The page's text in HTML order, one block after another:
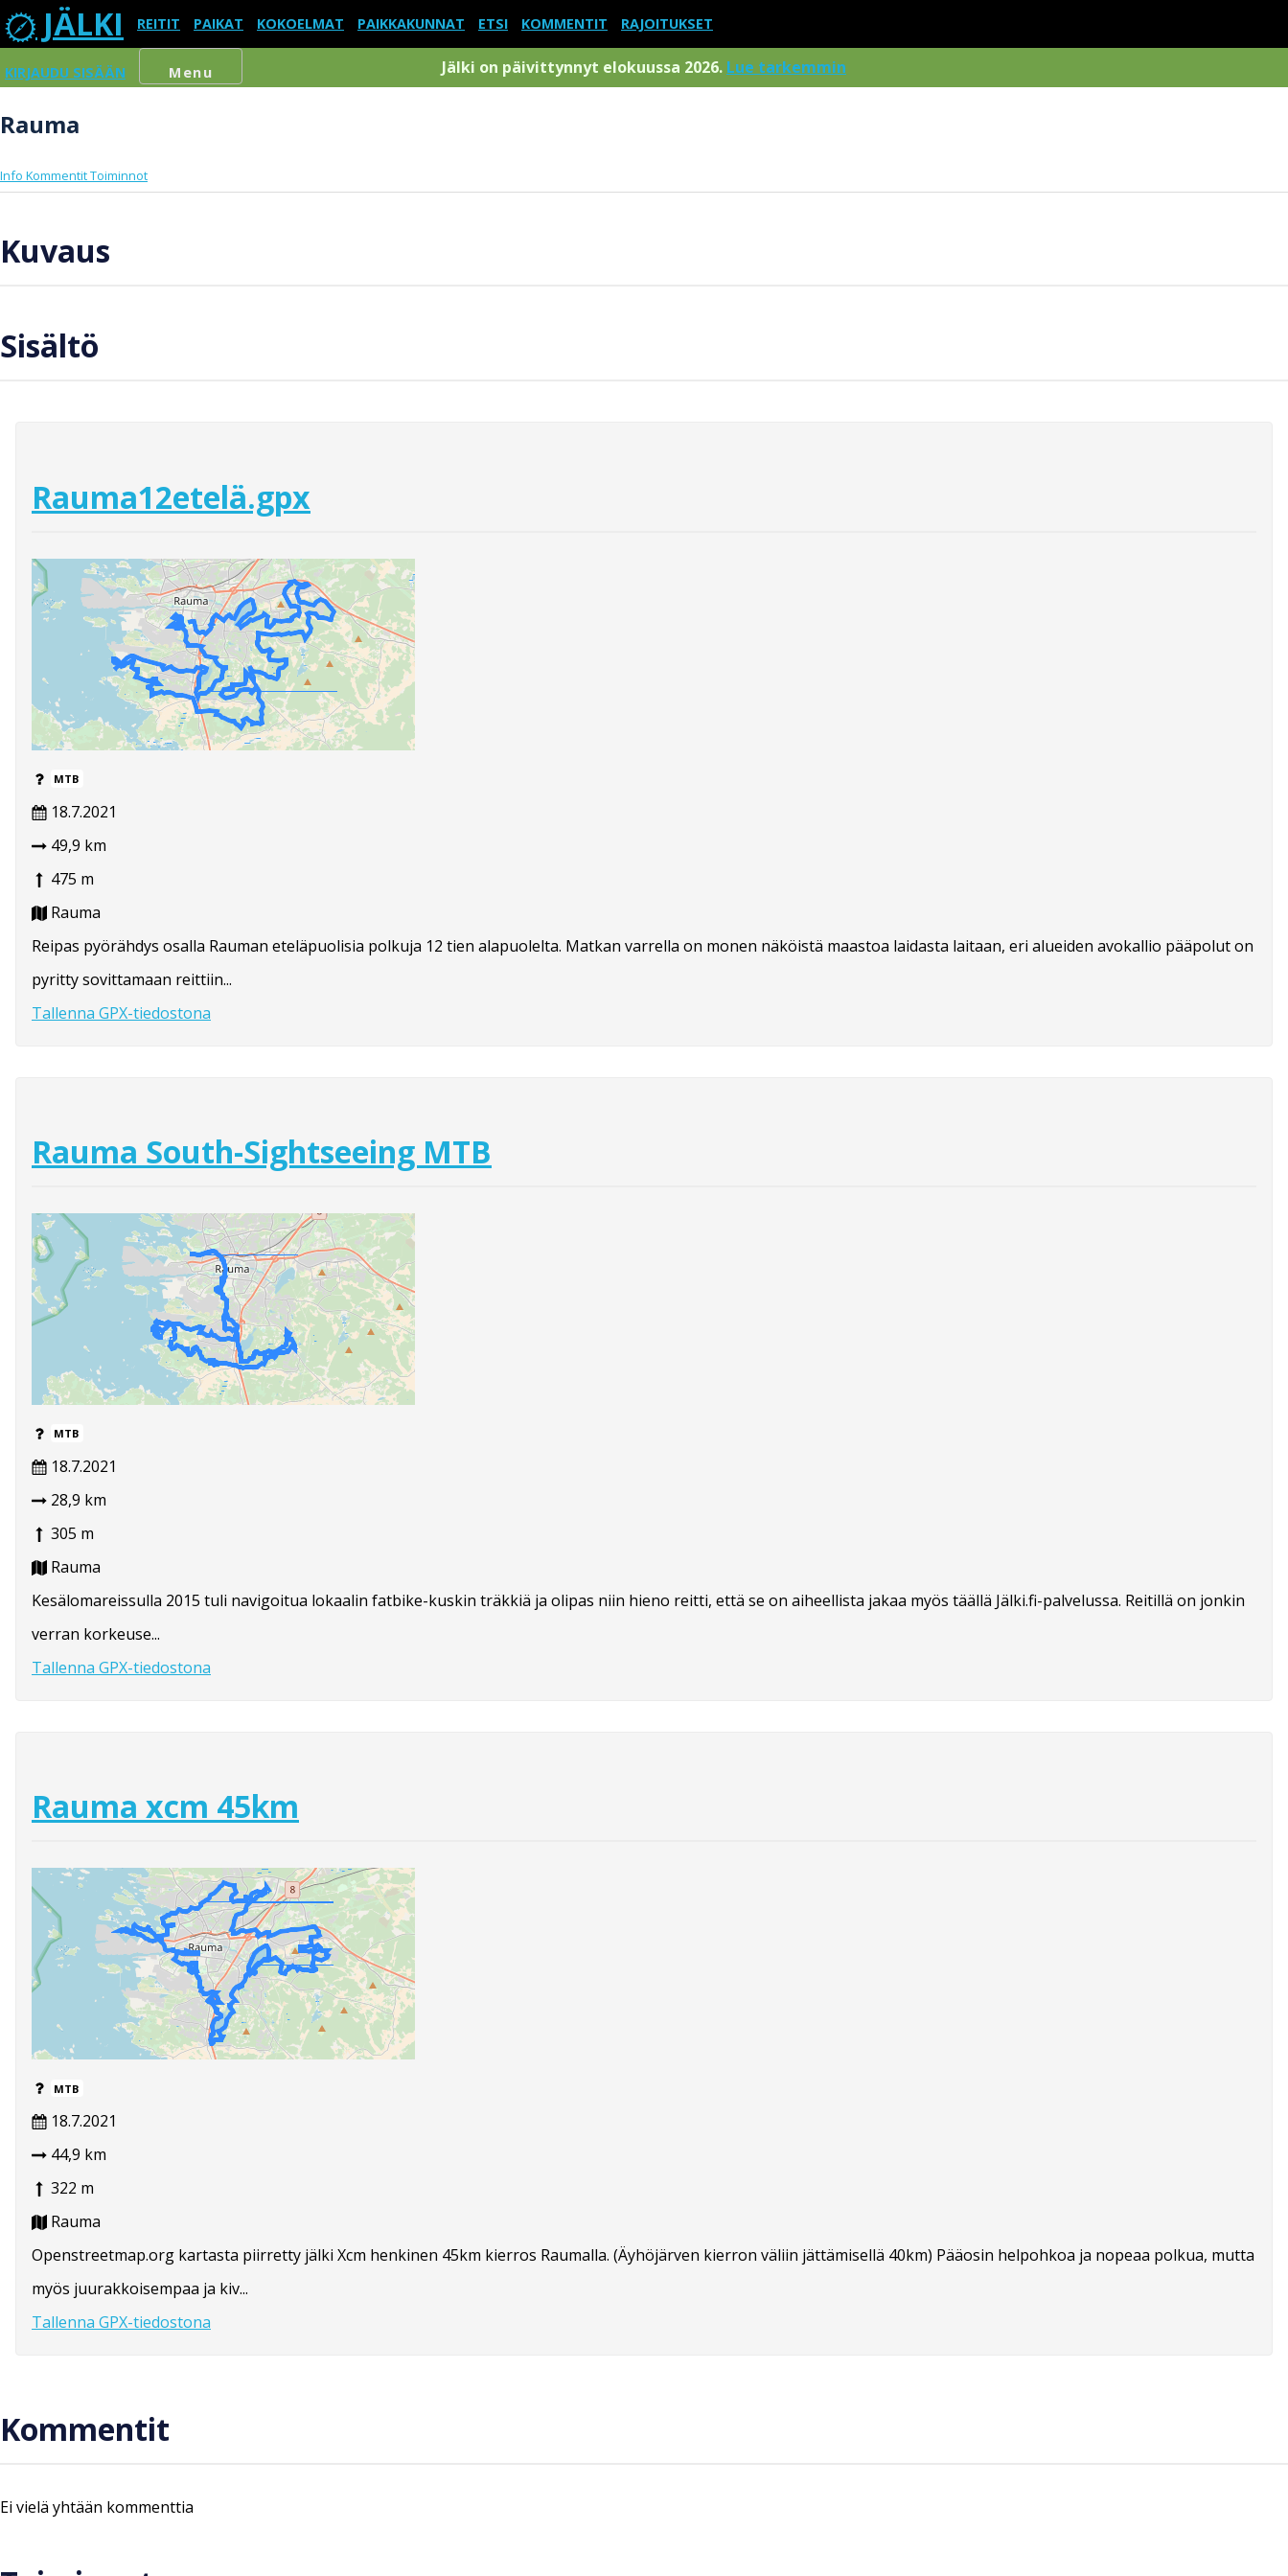
JÄLKI REITIT PAIKAT KOKOELMAT PAIKKAKUNNAT ETSI KOMMENTIT RAJOITUKSET
KIRJAUDU SISÄÄN Menu Jälki on päivittynnyt elokuussa 2026. Lue tarkemmin
Rauma
Info KommentitToiminnot
Kuvaus
Sisältö
Rauma12etelä.gpx
MTB
18.7.2021
49,9 km
475 m
Rauma
Reipas pyörähdys osalla Rauman eteläpuolisia polkuja 12 tien alapuolelta. Matkan varrella on monen näköistä maastoa laidasta laitaan, eri alueiden avokallio pääpolut on
pyritty sovittamaan reittiin...
Tallenna GPX-tiedostona
Rauma South-Sightseeing MTB
MTB
18.7.2021
28,9 km
305 m
Rauma
Kesälomareissulla 2015 tuli navigoitua lokaalin fatbike-kuskin träkkiä ja olipas niin hieno reitti, että se on aiheellista jakaa myös täällä Jälki.fi-palvelussa. Reitillä on jonkin
verran korkeuse...
Tallenna GPX-tiedostona
Rauma xcm 45km
MTB
18.7.2021
44,9 km
322 m
Rauma
Openstreetmap.org kartasta piirretty jälki Xcm henkinen 45km kierros Raumalla. (Äyhöjärven kierron väliin jättämisellä 40km) Pääosin helpohkoa ja nopeaa polkua, mutta
myös juurakkoisempaa ja kiv...
Tallenna GPX-tiedostona
Kommentit
Ei vielä yhtään kommenttia